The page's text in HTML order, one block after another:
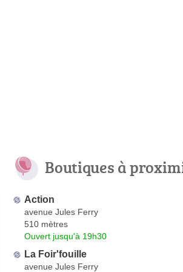
Boutiques à
Action
avenue Jules Ferry
510 mètres
Ouvert jusqu'à 19h30
La Foir'fouille
avenue Jules Ferry